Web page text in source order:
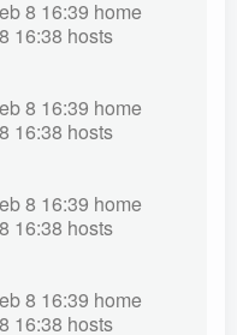
8 16:39 home
16:38 hosts
8 16:39 home
16:38 hosts
8 16:39 home
16:38 hosts
8 16:39 home
16:38 hosts